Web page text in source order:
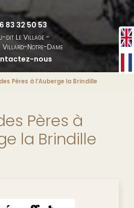
83 32 50 53
dit Le Village -
Notre-Dame
nous
Pères à l’Auberge la Brindille
Pères à
la Brindille